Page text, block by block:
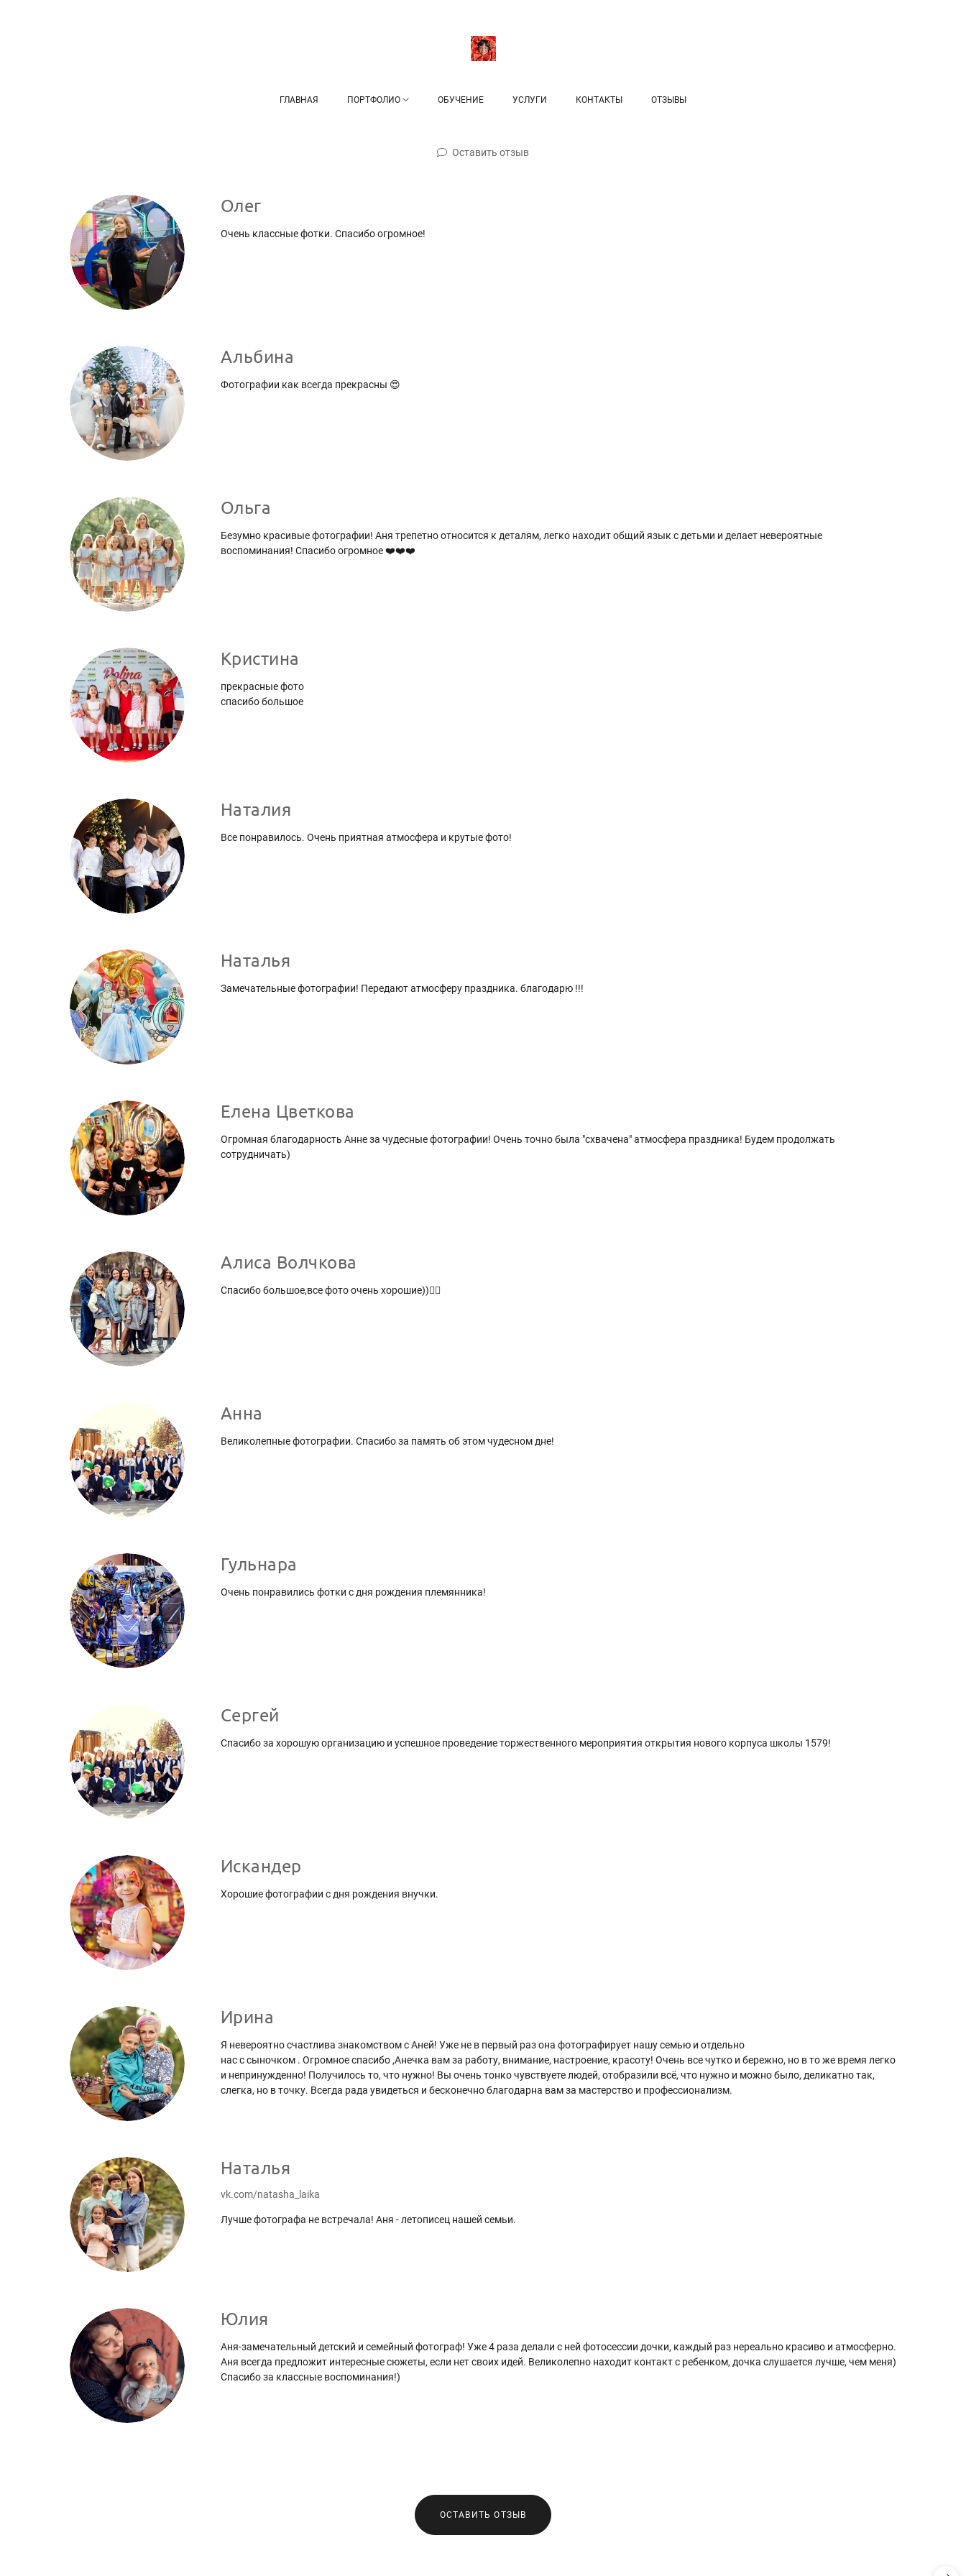
ГЛАВНАЯ ПОРТФОЛИО ОБУЧЕНИЕ УСЛУГИ КОНТАКТЫ ОТЗЫВЫ
Оставить отзыв
Олег
Очень классные фотки. Спасибо огромное!
Альбина
Фотографии как всегда прекрасны 😍
Ольга
Безумно красивые фотографии! Аня трепетно относится к деталям, легко находит общий язык с детьми и делает невероятные
воспоминания! Спасибо огромное ❤️❤️❤️
Кристина
прекрасные фото
спасибо большое
Наталия
Все понравилось. Очень приятная атмосфера и крутые фото!
Наталья
Замечательные фотографии! Передают атмосферу праздника. благодарю !!!
Елена Цветкова
Огромная благодарность Анне за чудесные фотографии! Очень точно была "схвачена" атмосфера праздника! Будем продолжать
сотрудничать)
Алиса Волчкова
Спасибо большое,все фото очень хорошие))👍🏻
Анна
Великолепные фотографии. Спасибо за память об этом чудесном дне!
Гульнара
Очень понравились фотки с дня рождения племянника!
Сергей
Спасибо за хорошую организацию и успешное проведение торжественного мероприятия открытия нового корпуса школы 1579!
Искандер
Хорошие фотографии с дня рождения внучки.
Ирина
Я невероятно счастлива знакомством с Аней! Уже не в первый раз она фотографирует нашу семью и отдельно
нас с сыночком . Огромное спасибо ,Анечка вам за работу, внимание, настроение, красоту! Очень все чутко и бережно, но в то же время легко
и непринужденно! Получилось то, что нужно! Вы очень тонко чувствуете людей, отобразили всё, что нужно и можно было, деликатно так,
слегка, но в точку. Всегда рада увидеться и бесконечно благодарна вам за мастерство и профессионализм.
Наталья
vk.com/natasha_laika
Лучше фотографа не встречала! Аня - летописец нашей семьи.
Юлия
Аня-замечательный детский и семейный фотограф! Уже 4 раза делали с ней фотосессии дочки, каждый раз нереально красиво и атмосферно.
Аня всегда предложит интересные сюжеты, если нет своих идей. Великолепно находит контакт с ребенком, дочка слушается лучше, чем меня)
Спасибо за классные воспоминания!)
ОСТАВИТЬ ОТЗЫВ